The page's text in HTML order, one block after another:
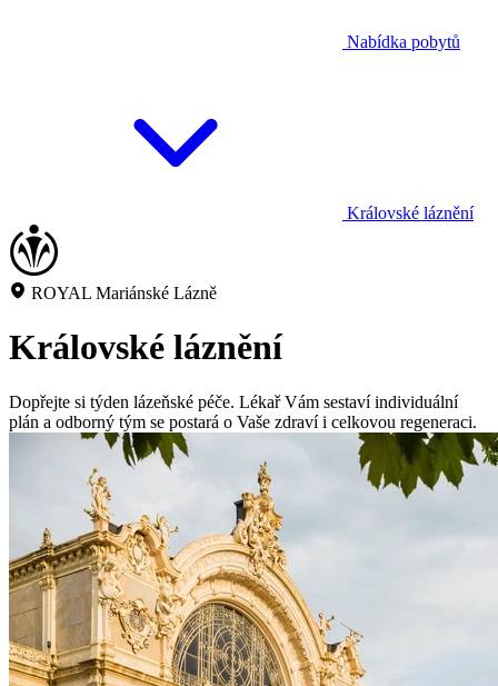
Nabídka pobytů
Královské láznění
ROYAL Mariánské Lázně
Královské láznění
Dopřejte si týden lázeňské péče. Lékař Vám sestaví individuální
plán a odborný tým se postará o Vaše zdraví i celkovou regeneraci.